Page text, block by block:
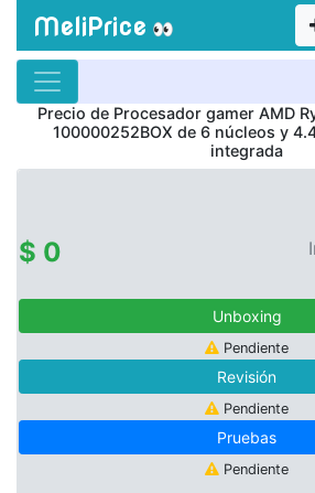
MeliPrice 👀
Precio de Procesador gamer AMD
100000252BOX de 6 núcleos y
integrada
$ 0
Unboxing
Pendiente
Revisión
Pendiente
Pruebas
Pendiente